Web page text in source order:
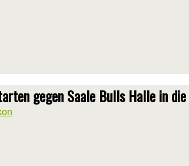
gegen Saale Bulls Halle in